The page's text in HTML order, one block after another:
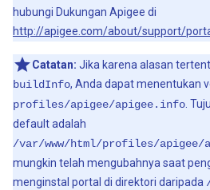
hubungi Dukungan Apigee di
http://apigee.com/about/support/
Catatan: Jika karena alasan
buildInfo, Anda dapat menentukan
profiles/apigee/apigee.info .
default adalah
/var/www/html/profiles/apigee/
mungkin telah mengubahnya saat
menginstal portal di direktori daripada